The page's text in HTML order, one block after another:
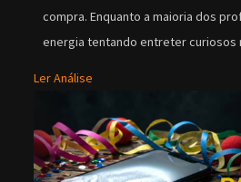
compra. Enquanto a maioria dos
energia tentando entreter curiosos
Ler Análise